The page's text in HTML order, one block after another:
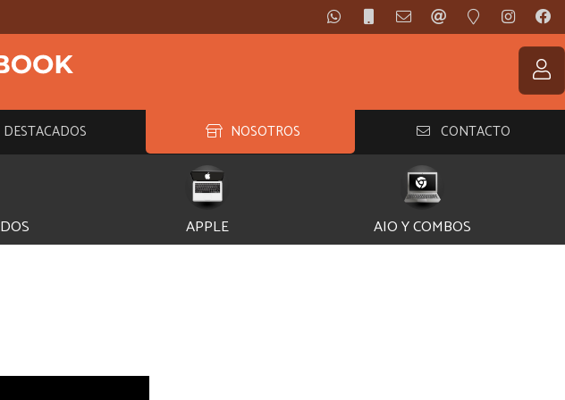
DESTACADOS NOSOTROS CONTACTO
APPLE AIO Y COMBOS